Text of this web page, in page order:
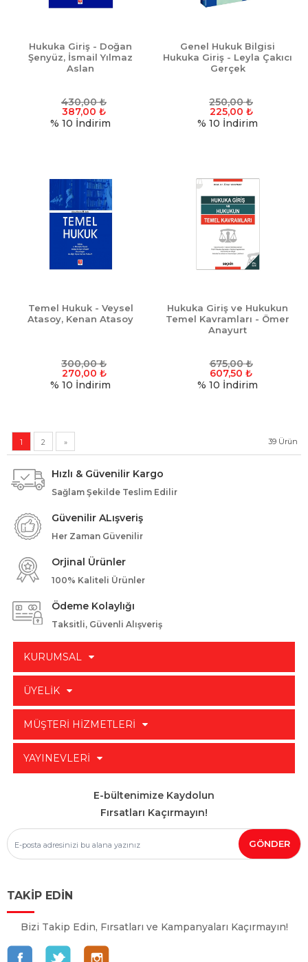
Hukuka Giriş - Doğan
Şenyüz, İsmail Yılmaz
Aslan
430,00₺
387,00 ₺
% 10 İndirim
Genel Hukuk Bilgisi
Hukuka Giriş - Leyla Çakıcı
Gerçek
250,00₺
225,00 ₺
% 10 İndirim
Temel Hukuk - Veysel
Atasoy, Kenan Atasoy
300,00₺
270,00 ₺
% 10 İndirim
Hukuka Giriş ve Hukukun
Temel Kavramları - Ömer
Anayurt
675,00₺
607,50 ₺
% 10 İndirim
39 Ürün
1 2 »
Hızlı & Güvenilir Kargo
Sağlam Şekilde Teslim Edilir
Güvenilir ALışveriş
Her Zaman Güvenilir
Orjinal Ürünler
100% Kaliteli Ürünler
Ödeme Kolaylığı
Taksitli, Güvenli Alışveriş
KURUMSAL
ÜYELİK
MÜŞTERİ HİZMETLERİ
YAYINEVLERİ
E-bültenimize Kaydolun
Fırsatları Kaçırmayın!
TAKİP EDİN
Bizi Takip Edin, Fırsatları ve Kampanyaları Kaçırmayın!